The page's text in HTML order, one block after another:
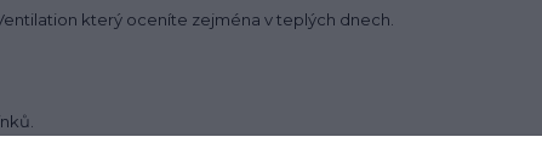
který oceníte zejména v teplých dnech.